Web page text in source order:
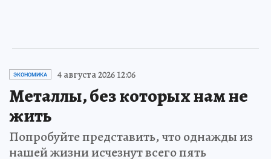
ЭКОНОМИКА 4 августа 2026 12:06
Металлы, без которых нам не
жить
Попробуйте представить, что однажды из
нашей жизни исчезнут всего пять